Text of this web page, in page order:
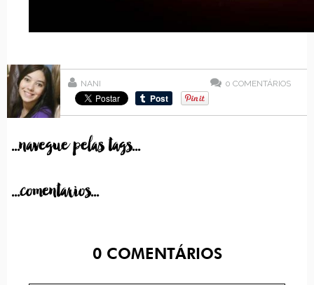
NANI 0 COMENTÁRIOS
...navegue pelas tags...
...comentarios...
0COMENTÁRIOS